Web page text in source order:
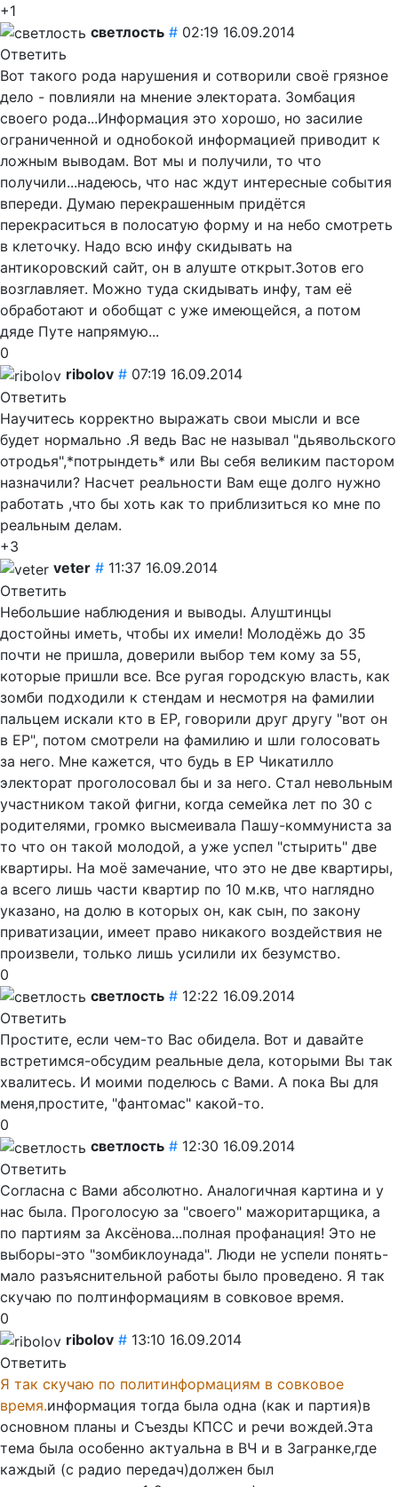
+1
светлость # 02:19 16.09.2014
Ответить
Вот такого рода нарушения и сотворили своё грязное
дело - повлияли на мнение электората. Зомбация
своего рода...Информация это хорошо, но засилие
ограниченной и однобокой информацией приводит к
ложным выводам. Вот мы и получили, то что
получили...надеюсь, что нас ждут интересные события
впереди. Думаю перекрашенным придётся
перекраситься в полосатую форму и на небо смотреть
в клеточку. Надо всю инфу скидывать на
антикоровский сайт, он в алуште открыт.Зотов его
возглавляет. Можно туда скидывать инфу, там её
обработают и обобщат с уже имеющейся, а потом
дяде Путе напрямую...
0
ribolov # 07:19 16.09.2014
Ответить
Научитесь корректно выражать свои мысли и все
будет нормально .Я ведь Вас не называл "дьявольского
отродья",*потрындеть* или Вы себя великим пастором
назначили? Насчет реальности Вам еще долго нужно
работать ,что бы хоть как то приблизиться ко мне по
реальным делам.
+3
veter # 11:37 16.09.2014
Ответить
Небольшие наблюдения и выводы. Алуштинцы
достойны иметь, чтобы их имели! Молодёжь до 35
почти не пришла, доверили выбор тем кому за 55,
которые пришли все. Все ругая городскую власть, как
зомби подходили к стендам и несмотря на фамилии
пальцем искали кто в ЕР, говорили друг другу "вот он
в ЕР", потом смотрели на фамилию и шли голосовать
за него. Мне кажется, что будь в ЕР Чикатилло
электорат проголосовал бы и за него. Стал невольным
участником такой фигни, когда семейка лет по 30 с
родителями, громко высмеивала Пашу-коммуниста за
то что он такой молодой, а уже успел "стырить" две
квартиры. На моё замечание, что это не две квартиры,
а всего лишь части квартир по 10 м.кв, что наглядно
указано, на долю в которых он, как сын, по закону
приватизации, имеет право никакого воздействия не
произвели, только лишь усилили их безумство.
0
светлость # 12:22 16.09.2014
Ответить
Простите, если чем-то Вас обидела. Вот и давайте
встретимся-обсудим реальные дела, которыми Вы так
хвалитесь. И моими поделюсь с Вами. А пока Вы для
меня,простите, "фантомас" какой-то.
0
светлость # 12:30 16.09.2014
Ответить
Согласна с Вами абсолютно. Аналогичная картина и у
нас была. Проголосую за "своего" мажоритарщика, а
по партиям за Аксёнова...полная профанация! Это не
выборы-это "зомбиклоунада". Люди не успели понять-
мало разъяснительной работы было проведено. Я так
скучаю по полтинформациям в совковое время.
0
ribolov # 13:10 16.09.2014
Ответить
Я так скучаю по политинформациям в совковое
время.информация тогда была одна (как и партия)в
основном планы и Съезды КПСС и речи вождей.Эта
тема была особенно актуальна в ВЧ и в Загранке,где
каждый (с радио передач)должен был